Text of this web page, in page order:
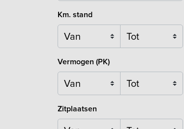
Km. stand
Vermogen (PK)
Zitplaatsen